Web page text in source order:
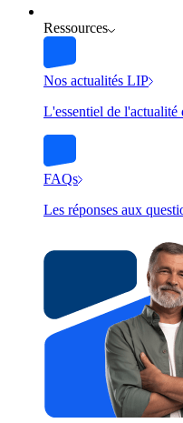
Ressources
Nos actualités LIP
L'essentiel de l'actualité
FAQs
Les réponses aux